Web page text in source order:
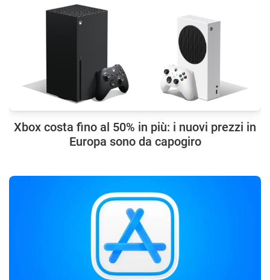
Xbox costa fino al 50% in più: i nuovi prezzi in
Europa sono da capogiro